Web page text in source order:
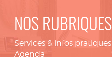
NOS RUBRIQUES
Services & infos pratiques
Agenda